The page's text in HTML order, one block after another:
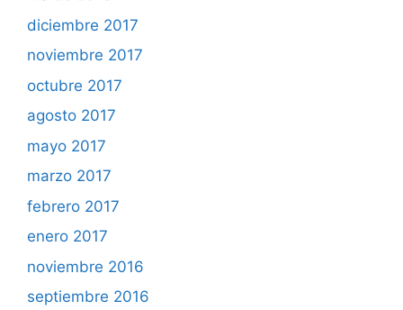
diciembre 2017
noviembre 2017
octubre 2017
agosto 2017
mayo 2017
marzo 2017
febrero 2017
enero 2017
noviembre 2016
septiembre 2016